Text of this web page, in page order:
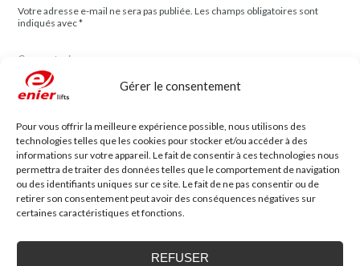
Gérer le consentement
Pour vous offrir la meilleure expérience possible, nous utilisons des
technologies telles que les cookies pour stocker et/ou accéder à des
informations sur votre appareil. Le fait de consentir à ces technologies nous
permettra de traiter des données telles que le comportement de navigation
ou des identifiants uniques sur ce site. Le fait de ne pas consentir ou de
retirer son consentement peut avoir des conséquences négatives sur
certaines caractéristiques et fonctions.
REFUSER
Votre adresse e-mail ne sera pas publiée. Les champs obligatoires sont
indiqués avec*
Comentario
Nom* Mail*